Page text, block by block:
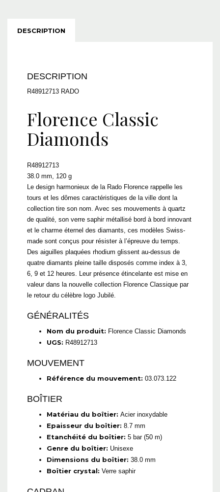
DESCRIPTION
DESCRIPTION
R48912713 RADO
Florence Classic
Diamonds
R48912713
38.0 mm, 120 g
Le design harmonieux de la Rado Florence rappelle les
tours et les dômes caractéristiques de la ville dont la
collection tire son nom. Avec ses mouvements à quartz
de qualité, son verre saphir métallisé bord à bord innovant
et le charme éternel des diamants, ces modèles Swiss-
made sont conçus pour résister à l’épreuve du temps.
Des aiguilles plaquées rhodium glissent au-dessus de
quatre diamants pleine taille disposés comme index à 3,
6, 9 et 12 heures. Leur présence étincelante est mise en
valeur dans la nouvelle collection Florence Classique par
le retour du célèbre logo Jubilé.
GÉNÉRALITÉS
Nom du produit: Florence Classic Diamonds
UGS: R48912713
MOUVEMENT
Référence du mouvement: 03.073.122
BOÎTIER
Matériau du boîtier: Acier inoxydable
Epaisseur du boîtier: 8.7 mm
Etanchéité du boîtier: 5 bar (50 m)
Genre du boîtier: Unisexe
Dimensions du boîtier: 38.0 mm
Boîtier crystal: Verre saphir